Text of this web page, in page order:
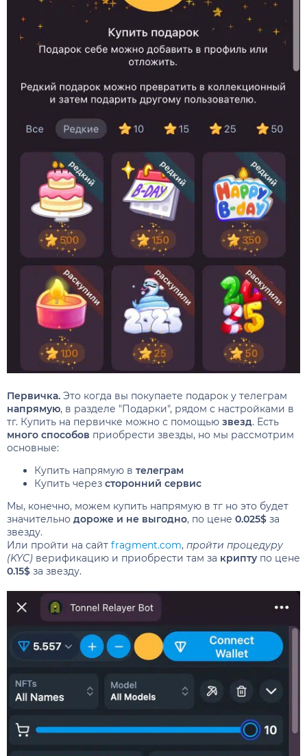
Первичка. Это когда вы покупаете подарок у телеграм
напрямую, в разделе "Подарки", рядом с настройками в
тг. Купить на первичке можно с помощью звезд. Есть
много способов приобрести звезды, но мы рассмотрим
основные:
Купить напрямую в телеграм
Купить через сторонний сервис
Мы, конечно, можем купить напрямую в тг но это будет
значительно дороже и не выгодно, по цене 0.025$ за
звезду.
Или пройти на сайт fragment.com, пройти процедуру
(KYC) верификацию и приобрести там за крипту по цене
0.15$ за звезду.